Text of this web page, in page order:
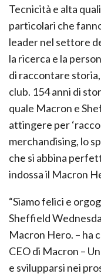
Tecnicità e alta
particolari che
leader nel settore
la ricerca e la
di raccontare
club. 154 anni di
quale Macron e
attingere per
merchandising, lo
che si abbina
indossa il Macron
“Siamo felici e
Sheffield
Macron Hero. – ha
CEO di Macron –
e svilupparsi nei